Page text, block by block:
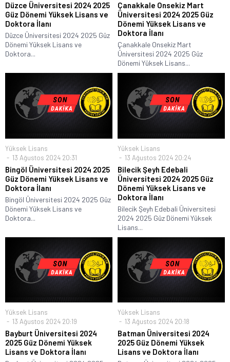
Düzce Üniversitesi 2024 2025
Güz Dönemi Yüksek Lisans ve
Doktora İlanı
Düzce Üniversitesi 2024 2025 Güz
Dönemi Yüksek Lisans ve
Doktora...
Çanakkale Onsekiz Mart
Üniversitesi 2024 2025 Güz
Dönemi Yüksek Lisans ve
Doktora İlanı
Çanakkale Onsekiz Mart
Üniversitesi 2024 2025 Güz
Dönemi Yüksek Lisans...
Yüksek Lisans
13 Ağustos 2024 20:31
Bingöl Üniversitesi 2024 2025
Güz Dönemi Yüksek Lisans ve
Doktora İlanı
Bingöl Üniversitesi 2024 2025 Güz
Dönemi Yüksek Lisans ve
Doktora...
Yüksek Lisans
13 Ağustos 2024 20:24
Bilecik Şeyh Edebali
Üniversitesi 2024 2025 Güz
Dönemi Yüksek Lisans ve
Doktora İlanı
Bilecik Şeyh Edebali Üniversitesi
2024 2025 Güz Dönemi Yüksek
Lisans...
Yüksek Lisans
13 Ağustos 2024 20:19
Bayburt Üniversitesi 2024
2025 Güz Dönemi Yüksek
Lisans ve Doktora İlanı
Yüksek Lisans
13 Ağustos 2024 20:18
Batman Üniversitesi 2024
2025 Güz Dönemi Yüksek
Lisans ve Doktora İlanı